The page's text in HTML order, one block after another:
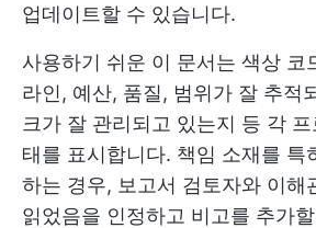
업데이트할 수 있습니다.
사용하기 쉬운 이 문서는 색상 코
라인, 예산, 품질, 범위가 잘 추적
크가 잘 관리되고 있는지 등 각
태를 표시합니다. 책임 소재를 특
하는 경우, 보고서 검토자와 이해
읽었음을 인정하고 비고를 추가